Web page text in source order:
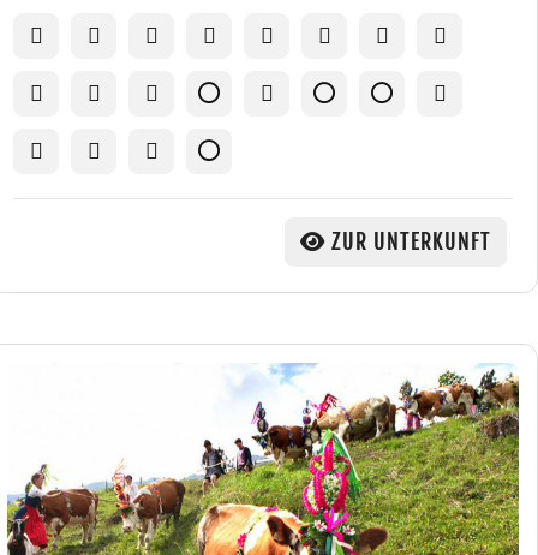
ZUR UNTERKUNFT